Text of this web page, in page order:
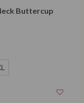
Buttercup